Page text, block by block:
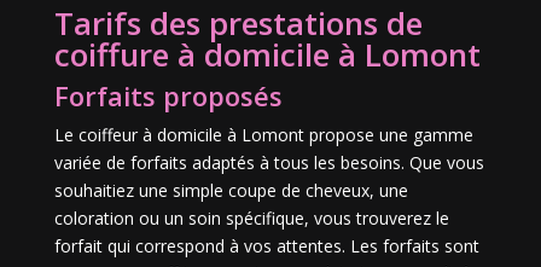
Tarifs des prestations de
coiffure à domicile à Lomont
Forfaits proposés
Le coiffeur à domicile à Lomont propose une gamme
variée de forfaits adaptés à tous les besoins. Que vous
souhaitiez une simple coupe de cheveux, une
coloration ou un soin spécifique, vous trouverez le
forfait qui correspond à vos attentes. Les forfaits sont